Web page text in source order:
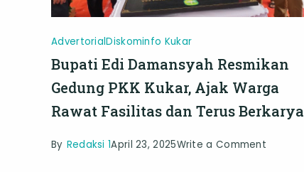
AdvertorialDiskominfo Kukar
Bupati Edi Damansyah Resmikan
Gedung PKK Kukar, Ajak Warga
Rawat Fasilitas dan Terus Berkarya
By Redaksi 1April 23, 2025Write a Comment